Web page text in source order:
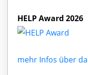
HELP Award 2026
mehr Infos über